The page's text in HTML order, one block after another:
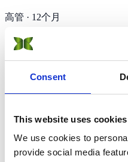
Consent
This website uses cookies
We use cookies to
provide social media
高管 · 12个月
在高管层面加速您的职业发
展、可持续发展专业化和与
园、在线或通过直播学习。
申请此级别
MBA in Sustainability
Learn how to lead the